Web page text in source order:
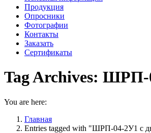
Продукция
Опросники
Фотографии
Контакты
Заказать
Сертификаты
Tag Archives: ШРП-
You are here:
Главная
Entries tagged with "ШРП-04-2У1 с